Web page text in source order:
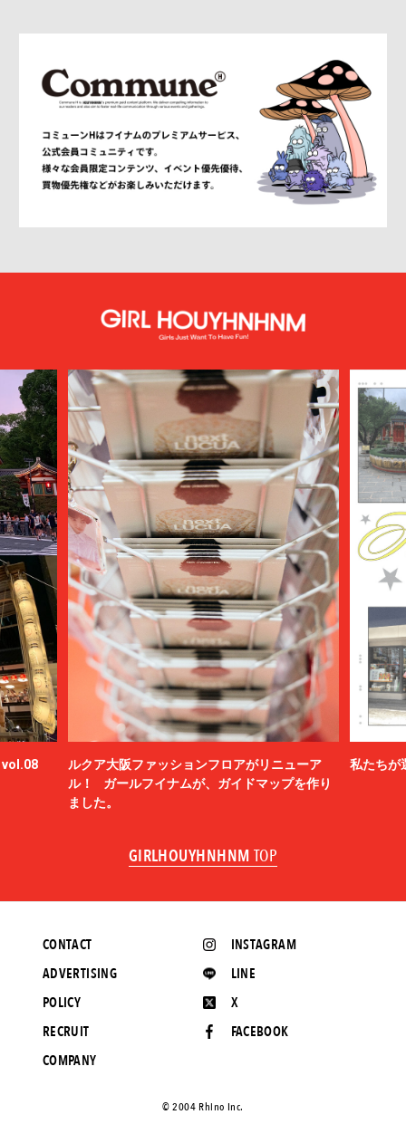
vol.08
ルクア大阪ファッションフロアがリニューア
ル！ ガールフイナムが、ガイドマップを作り
ました。
私たちが
GIRLHOUYHNHNM TOP
INSTAGRAM
LINE
X
FACEBOOK
CONTACT
ADVERTISING
POLICY
RECRUIT
COMPANY
©️ 2004 Rhino Inc.